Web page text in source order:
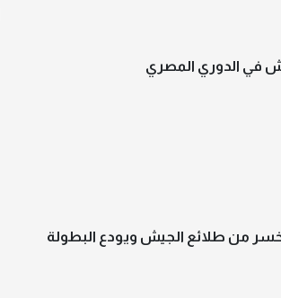
في الدوري المصري
من طلائع الجيش ويودع البطولة